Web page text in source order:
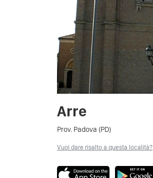
Arre
Prov. Padova (PD)
Vuoi dare risalto a questa località?